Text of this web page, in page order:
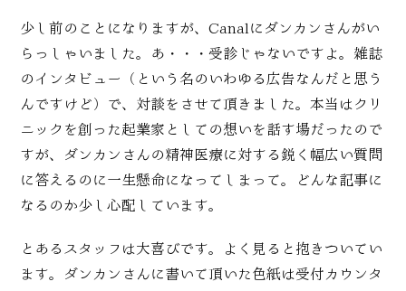
少し前のことになりますが、Canalにダンカンさんがい
らっしゃいました。あ・・・受診じゃないですよ。雑誌
のインタビュー（という名のいわゆる広告なんだと思う
んですけど）で、対談をさせて頂きました。本当はクリ
ニックを創った起業家としての想いを話す場だったので
すが、ダンカンさんの精神医療に対する鋭く幅広い質問
に答えるのに一生懸命になってしまって。どんな記事に
なるのか少し心配しています。
とあるスタッフは大喜びです。よく見ると抱きついてい
ます。ダンカンさんに書いて頂いた色紙は受付カウンタ